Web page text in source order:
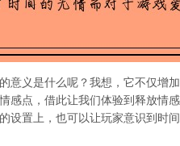
意义是什么呢？我想，它不仅增加
感点，借此让我们体验到释放情感
设置上，也可以让玩家意识到时间